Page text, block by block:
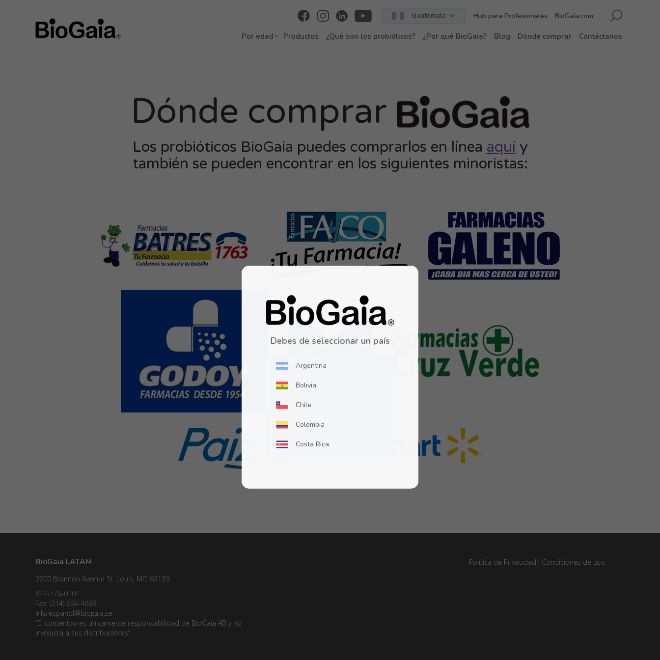
Guatemala Hub para Profesionales BioGaia.com
Por edad Productos ¿Qué son los probióticos? ¿Por qué BioGaia? Blog Dónde comprar Contáctanos
Debes de seleccionar un país
Argentina
Bolivia
Chile
Colombia
Costa Rica
Dónde comprar
Los probióticos BioGaia puedes comprarlos en línea aquíy
también se pueden encontrar en los siguientes minoristas:
BioGaia LATAM
2900 Brannon Avenue St. Louis, MO 63139
877-776-0101
Fax: (314) 664-4639
info.espanol@biogaia.se
“El contenido es únicamente responsabilidad de BioGaia AB y no
involucra a sus distribuidores”
Política de Privacidad Condiciones de uso